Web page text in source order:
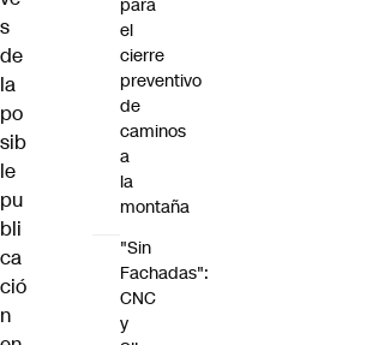
s
de
la
po
sib
le
pu
bli
ca
ció
n
para
el
cierre
preventivo
de
caminos
a
la
montaña
"Sin
Fachadas":
CNC
y